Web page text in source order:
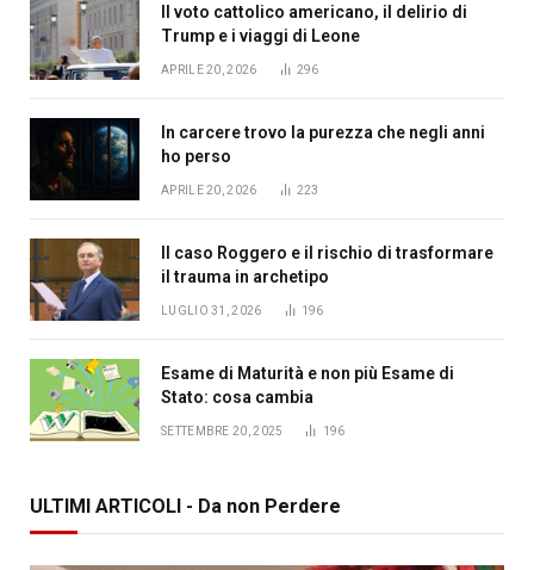
Il voto cattolico americano, il delirio di
Trump e i viaggi di Leone
APRILE 20, 2026 296
In carcere trovo la purezza che negli anni
ho perso
APRILE 20, 2026 223
Il caso Roggero e il rischio di trasformare
il trauma in archetipo
LUGLIO 31, 2026 196
Esame di Maturità e non più Esame di
Stato: cosa cambia
SETTEMBRE 20, 2025 196
ULTIMI ARTICOLI - Da non Perdere